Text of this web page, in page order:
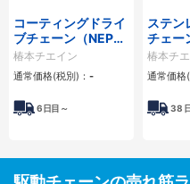
コーティングドライ
ブチェーン（NEP仕
様）
椿本チエイン
通常価格(税別)： -
6 日目～
ステン
チェー
【新型
ンク数
椿本チ
通常価格(
38